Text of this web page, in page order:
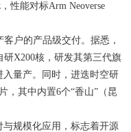
性能对标Arm Neoverse
户的产品级交付。据悉，
研X200核，研发其第三代旗
入量产。同时，进迭时空研
，其中内置6个“香山”（昆
与规模化应用，标志着开源